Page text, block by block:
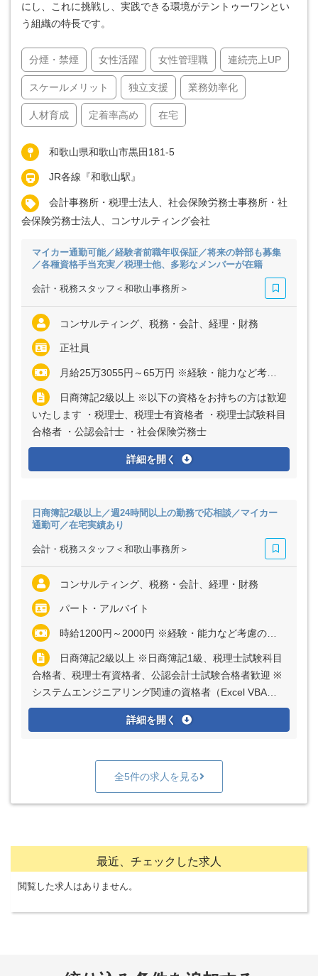
にし、これに挑戦し、実践できる環境がテントゥーワンとい
う組織の特長です。
分煙・禁煙 女性活躍 女性管理職 連続売上UP
スケールメリット 独立支援 業務効率化
人材育成 定着率高め 在宅
和歌山県和歌山市黒田181-5
JR各線『和歌山駅』
会計事務所・税理士法人、社会保険労務士事務所・社
会保険労務士法人、コンサルティング会社
マイカー通勤可能／経験者前職年収保証／将来の幹部も募集
／各種資格手当充実／税理士他、多彩なメンバーが在籍
会計・税務スタッフ＜和歌山事務所＞
コンサルティング、税務・会計、経理・財務
正社員
月給25万3055円～65万円 ※経験・能力など考慮の上、決定いたします ※上記に固定残業代（月40時間分＝5万8850円～15万1000円）を含む ※超過分は別途全額支給
日商簿記2級以上 ※以下の資格をお持ちの方は歓迎
いたします ・税理士、税理士有資格者 ・税理士試験科目
合格者 ・公認会計士 ・社会保険労務士
詳細を開く
日商簿記2級以上／週24時間以上の勤務で応相談／マイカー
通勤可／在宅実績あり
会計・税務スタッフ＜和歌山事務所＞
コンサルティング、税務・会計、経理・財務
パート・アルバイト
時給1200円～2000円 ※経験・能力など考慮の上、決定いたします
日商簿記2級以上 ※日商簿記1級、税理士試験科目
合格者、税理士有資格者、公認会計士試験合格者歓迎 ※
システムエンジニアリング関連の資格者（Excel VBAス
タンダード／エキスパートなど）、歓迎 普通自動車免許
詳細を開く
全5件の求人を見る
最近、チェックした求人
閲覧した求人はありません。